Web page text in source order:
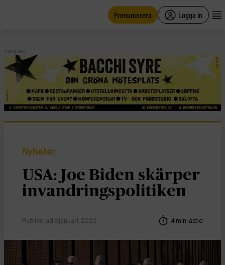
Prenumerera Logga in
ANNONS
Nyheter
USA: Joe Biden skärper
invandringspolitiken
Publicerad 9 januari, 2023 4 min lästid